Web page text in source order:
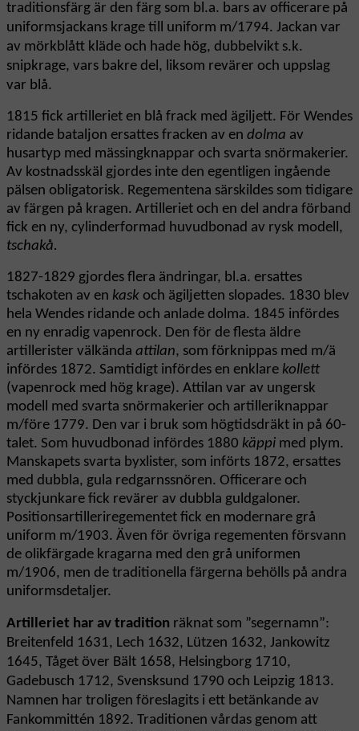
traditionsfärg är den färg som bl.a. bars av officerare på
uniformsjackans krage till uniform m/1794. Jackan var
av mörkblått kläde och hade hög, dubbelvikt s.k.
snipkrage, vars bakre del, liksom revärer och uppslag
var blå.
1815 fick artilleriet en blå frack med ägiljett. För Wendes
ridande bataljon ersattes fracken av en dolma av
husartyp med mässingknappar och svarta snörmakerier.
Av kostnadsskäl gjordes inte den egentligen ingående
pälsen obligatorisk. Regementena särskildes som tidigare
av färgen på kragen. Artilleriet och en del andra förband
fick en ny, cylinderformad huvudbonad av rysk modell,
tschakå.
1827-1829 gjordes flera ändringar, bl.a. ersattes
tschakoten av en kask och ägiljetten slopades. 1830 blev
hela Wendes ridande och anlade dolma. 1845 infördes
en ny enradig vapenrock. Den för de flesta äldre
artillerister välkända attilan, som förknippas med m/ä
infördes 1872. Samtidigt infördes en enklare kollett
(vapenrock med hög krage). Attilan var av ungersk
modell med svarta snörmakerier och artilleriknappar
m/före 1779. Den var i bruk som högtidsdräkt in på 60-
talet. Som huvudbonad infördes 1880 käppi med plym.
Manskapets svarta byxlister, som införts 1872, ersattes
med dubbla, gula redgarnssnören. Officerare och
styckjunkare fick revärer av dubbla guldgaloner.
Positionsartilleriregementet fick en modernare grå
uniform m/1903. Även för övriga regementen försvann
de olikfärgade kragarna med den grå uniformen
m/1906, men de traditionella färgerna behölls på andra
uniformsdetaljer.
Artilleriet har av tradition räknat som ”segernamn”:
Breitenfeld 1631, Lech 1632, Lützen 1632, Jankowitz
1645, Tåget över Bält 1658, Helsingborg 1710,
Gadebusch 1712, Svensksund 1790 och Leipzig 1813.
Namnen har troligen föreslagits i ett betänkande av
Fankommittén 1892. Traditionen vårdas genom att